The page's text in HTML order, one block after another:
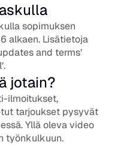
sopimuksen
alkaen. Lisätietoja
and terms’
jotain?
ilmoitukset,
tarjoukset pysyvät
Yllä oleva video
työnkulkuun.